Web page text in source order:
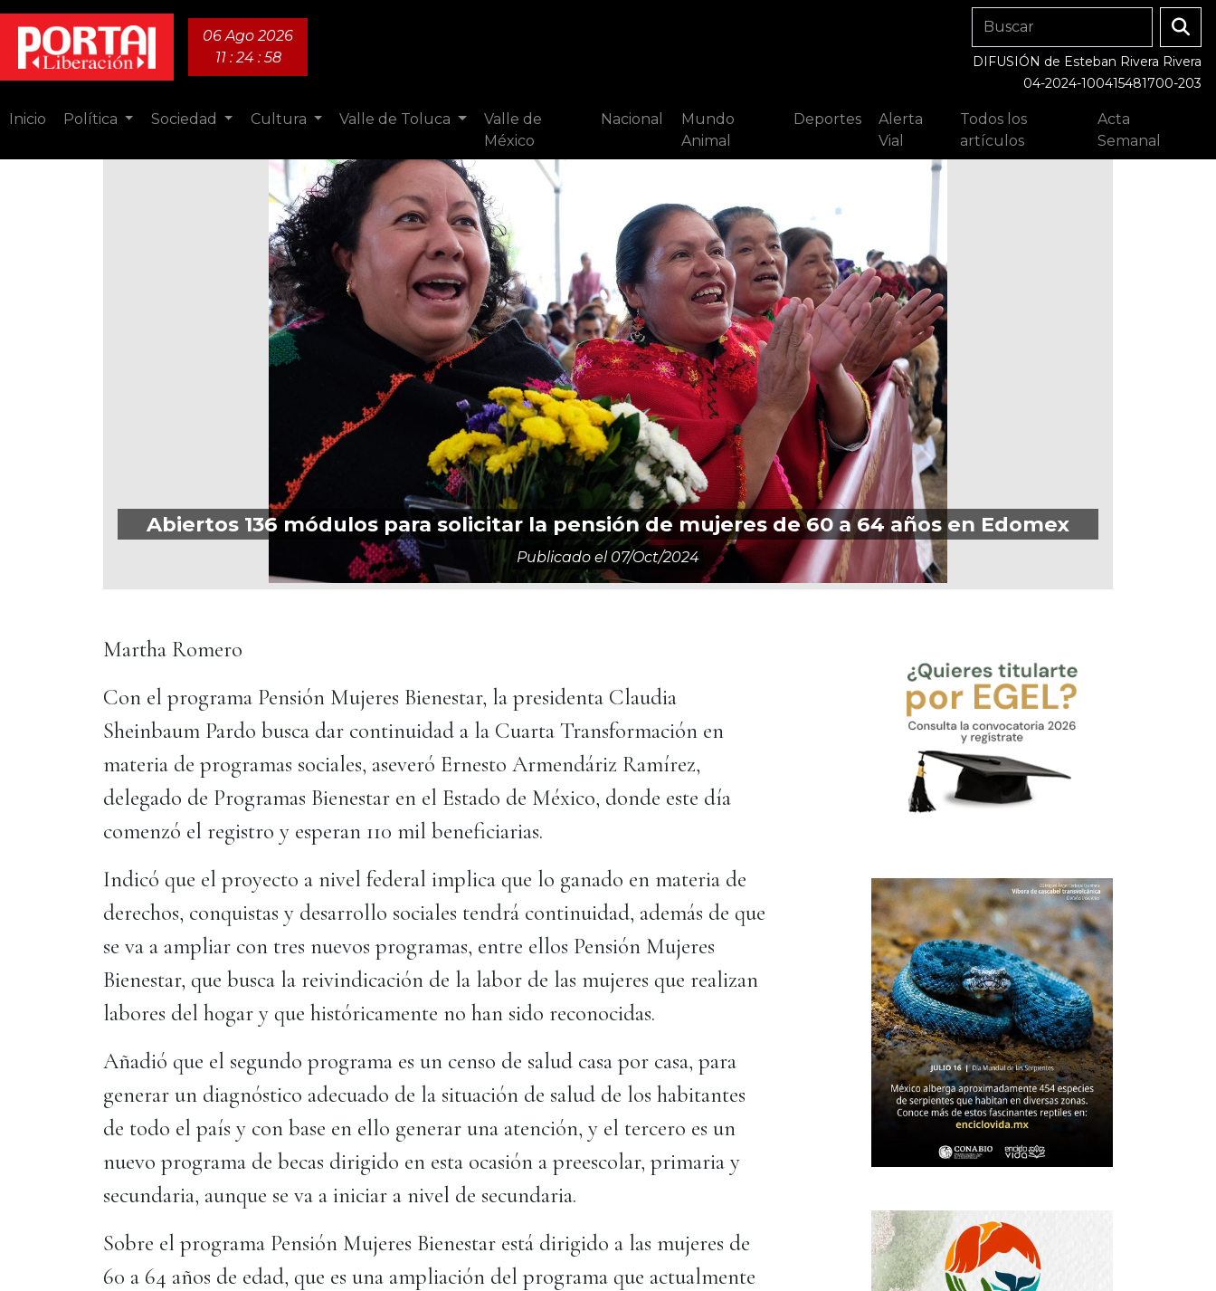
06 Ago 2026
11 : 24 : 59
DIFUSIÓN de Esteban Rivera Rivera
04-2024-100415481700-203
Inicio Política Sociedad Cultura Valle de Toluca
Valle de
México
Nacional
Mundo
Animal
Deportes
Alerta
Vial
Todos los
artículos
Acta
Semanal
Abiertos 136 módulos para solicitar la pensión de mujeres de 60 a 64 años en Edomex
Publicado el 07/oct/2024
Martha Romero
Con el programa Pensión Mujeres Bienestar, la presidenta Claudia
Sheinbaum Pardo busca dar continuidad a la Cuarta Transformación en
materia de programas sociales, aseveró Ernesto Armendáriz Ramírez,
delegado de Programas Bienestar en el Estado de México, donde este día
comenzó el registro y esperan 110 mil beneficiarias.
Indicó que el proyecto a nivel federal implica que lo ganado en materia de
derechos, conquistas y desarrollo sociales tendrá continuidad, además de que
se va a ampliar con tres nuevos programas, entre ellos Pensión Mujeres
Bienestar, que busca la reivindicación de la labor de las mujeres que realizan
labores del hogar y que históricamente no han sido reconocidas.
Añadió que el segundo programa es un censo de salud casa por casa, para
generar un diagnóstico adecuado de la situación de salud de los habitantes
de todo el país y con base en ello generar una atención, y el tercero es un
nuevo programa de becas dirigido en esta ocasión a preescolar, primaria y
secundaria, aunque se va a iniciar a nivel de secundaria.
Sobre el programa Pensión Mujeres Bienestar está dirigido a las mujeres de
60 a 64 años de edad, que es una ampliación del programa que actualmente